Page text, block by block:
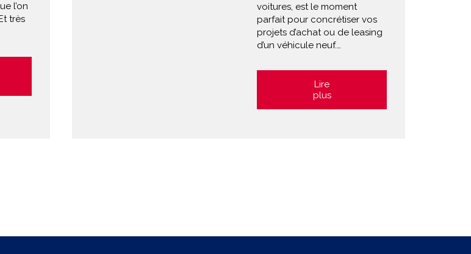
l’on
très
voitures, est le moment
parfait pour concrétiser vos
projets d’achat ou de leasing
d’un véhicule neuf.…
Lire
plus